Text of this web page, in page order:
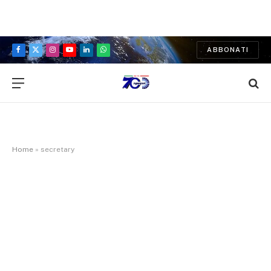
Facebook
X
Instagram
YouTubeLinkedInWhatsApp
ABBONATI
Home » secretary